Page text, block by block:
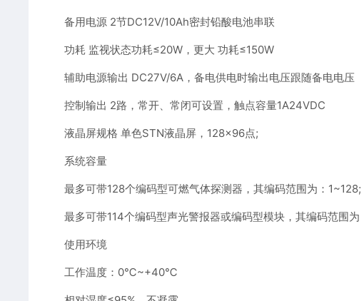
备用电源 2节DC12V/10Ah密封铅酸电池串联
功耗 监视状态功耗≤20W，更大 功耗≤150W
辅助电源输出 DC27V/6A，备电供电时输出电压跟随备电电压
控制输出 2路，常开、常闭可设置，触点容量1A24VDC
液晶屏规格 单色STN液晶屏，128×96点;
系统容量
最多可带128个编码型可燃气体探测器，其编码范围为：1~128;
最多可带114个编码型声光警报器或编码型模块，其编码范围为
使用环境
工作温度：0℃~+40℃